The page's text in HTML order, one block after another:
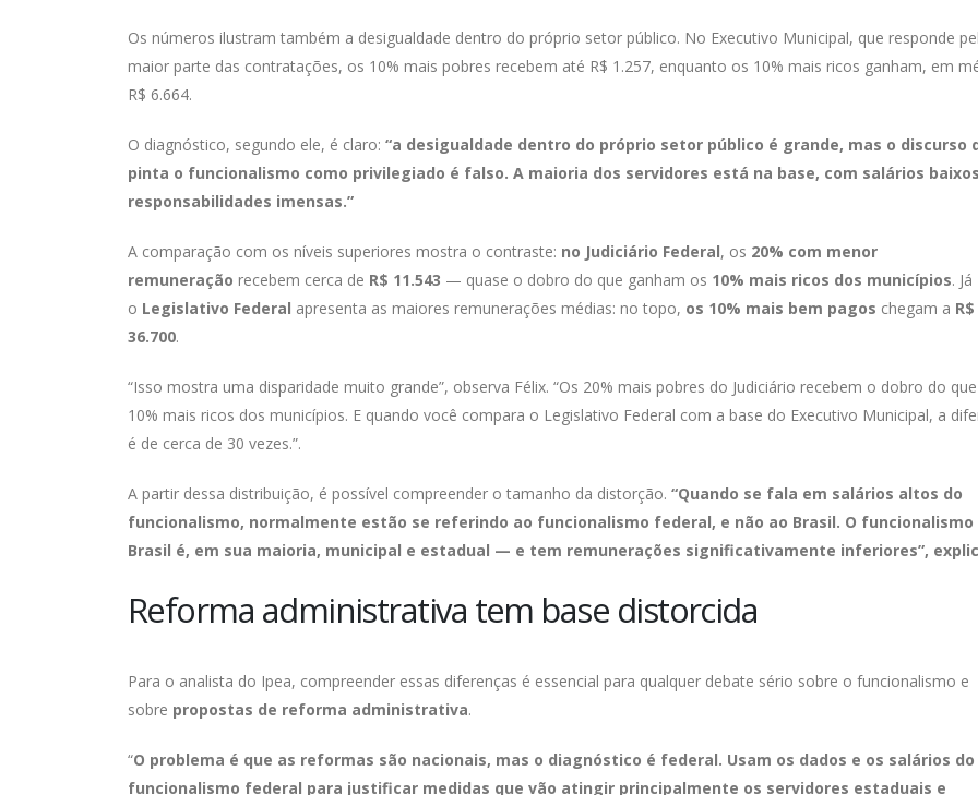
Os números ilustram também a desigualdade dentro do próprio setor público. No Executivo Municipal, que responde
maior parte das contratações, os 10% mais pobres recebem até R$ 1.257, enquanto os 10% mais ricos ganham, em
R$ 6.664.
O diagnóstico, segundo ele, é claro: “a desigualdade dentro do próprio setor público é grande, mas o discurso
pinta o funcionalismo como privilegiado é falso. A maioria dos servidores está na base, com salários
responsabilidades imensas.”
A comparação com os níveis superiores mostra o contraste: no Judiciário Federal, os 20% com menor
remuneração recebem cerca de R$ 11.543 — quase o dobro do que ganham os 10% mais ricos dos municípios. Já
o Legislativo Federal apresenta as maiores remunerações médias: no topo, os 10% mais bem pagos chegam a R$
36.700.
“Isso mostra uma disparidade muito grande”, observa Félix. “Os 20% mais pobres do Judiciário recebem o dobro do
10% mais ricos dos municípios. E quando você compara o Legislativo Federal com a base do Executivo Municipal, a
é de cerca de 30 vezes.”.
A partir dessa distribuição, é possível compreender o tamanho da distorção. “Quando se fala em salários altos do
funcionalismo, normalmente estão se referindo ao funcionalismo federal, e não ao Brasil. O funcionalismo
Brasil é, em sua maioria, municipal e estadual — e tem remunerações significativamente inferiores”,
Reforma administrativa tem base distorcida
Para o analista do Ipea, compreender essas diferenças é essencial para qualquer debate sério sobre o funcionalismo e
sobre propostas de reforma administrativa.
“O problema é que as reformas são nacionais, mas o diagnóstico é federal. Usam os dados e os salários do
funcionalismo federal para justificar medidas que vão atingir principalmente os servidores estaduais e